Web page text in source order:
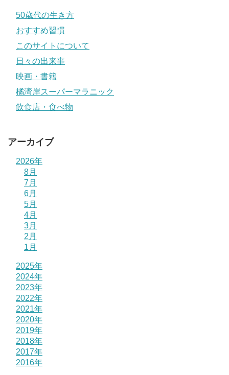
50歳代の生き方
おすすめ習慣
このサイトについて
日々の出来事
映画・書籍
橘湾岸スーパーマラニック
飲食店・食べ物
アーカイブ
2026年
8月
7月
6月
5月
4月
3月
2月
1月
2025年
2024年
2023年
2022年
2021年
2020年
2019年
2018年
2017年
2016年